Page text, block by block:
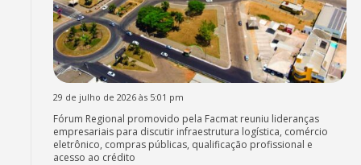
29 de julho de 2026 às 5:01 pm
Fórum Regional promovido pela Facmat reuniu lideranças
empresariais para discutir infraestrutura logística, comércio
eletrônico, compras públicas, qualificação profissional e
acesso ao crédito